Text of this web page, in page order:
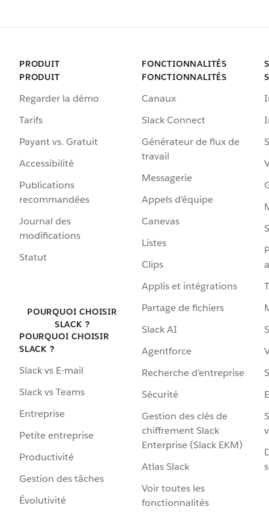
PRODUIT
PRODUIT
Regarder la démo
Tarifs
Payant vs. Gratuit
Accessibilité
Publications
recommandées
Journal des
modifications
Statut
POURQUOI CHOISIR
SLACK ?
POURQUOI CHOISIR
SLACK ?
Slack vs E-mail
Slack vs Teams
Entreprise
Petite entreprise
Productivité
Gestion des tâches
Évolutivité
FONCTIONNALITÉS
FONCTIONNALITÉS
Canaux
Slack Connect
Générateur de flux de
travail
Messagerie
Appels d’équipe
Canevas
Listes
Clips
Applis et intégrations
Partage de fichiers
Slack AI
Agentforce
Recherche d’entreprise
Sécurité
Gestion des clés de
chiffrement Slack
Enterprise (Slack EKM)
Atlas Slack
Voir toutes les
fonctionnalités